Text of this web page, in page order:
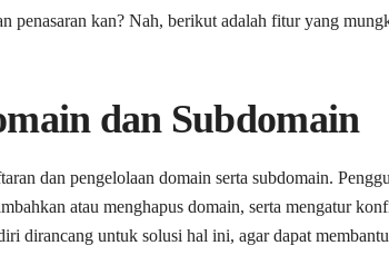
penasaran kan? Nah, berikut adalah fitur yang
dan Subdomain
dan pengelolaan domain serta subdomain.
atau menghapus domain, serta mengatur
dirancang untuk solusi hal ini, agar dapat